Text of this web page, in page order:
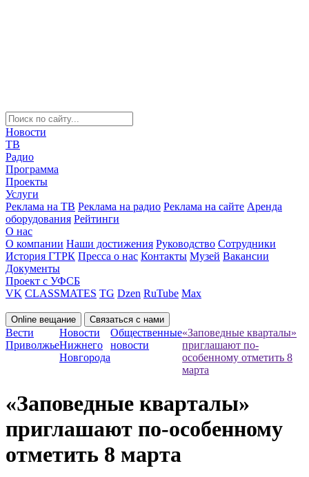
Новости
ТВ
Радио
Программа
Проекты
Услуги
Реклама на ТВ Реклама на радио Реклама на сайте Аренда
оборудования Рейтинги
О нас
О компании Наши достижения Руководство Сотрудники
История ГТРК Пресса о нас Контакты Музей Вакансии
Документы
Проект с УФСБ
VK CLASSMATES TG Dzen RuTube Max
Online вещание Связаться с нами
Вести
Приволжье
Новости
Нижнего
Новгорода
Общественные
новости
«Заповедные кварталы»
приглашают по-
особенному отметить 8
марта
«Заповедные кварталы»
приглашают по-особенному
отметить 8 марта